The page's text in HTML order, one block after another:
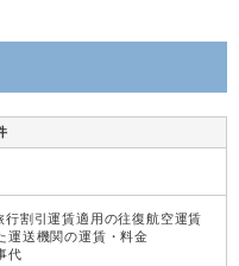
行割引運賃適用の往復航空運賃
運送機関の運賃・料金
代